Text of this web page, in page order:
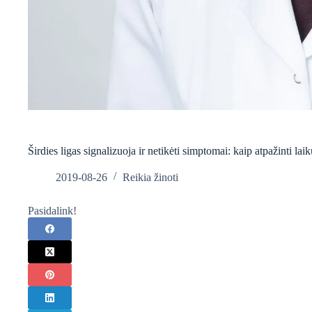
Širdies ligas signalizuoja ir netikėti simptomai: kaip atpažinti
2019-08-26 Reikia žinoti
Pasidalink!